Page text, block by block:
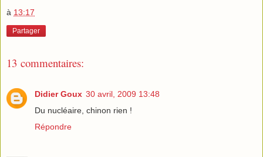
à 13:17
Partager
13 commentaires:
Didier Goux 30 avril, 2009 13:48
Du nucléaire, chinon rien !
Répondre